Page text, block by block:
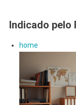
Indicado pelo
home